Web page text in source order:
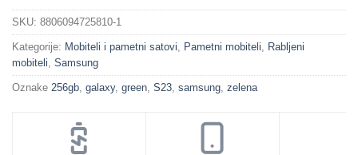
SKU: 8806094725810-1
Kategorije: Mobiteli i pametni satovi Pametni mobiteli
Rabljeni
mobiteli Samsung
Oznake 256gb galaxy, green S23 samsung zelena